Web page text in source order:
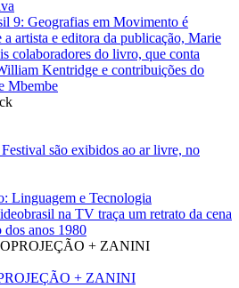
9: Geografias em Movimento é
artista e editora da publicação, Marie
colaboradores do livro, que conta
Kentridge e contribuições do
Mbembe
são exibidos ao ar livre, no
Linguagem e Tecnologia
na TV traça um retrato da cena
anos 1980
+ ZANINI